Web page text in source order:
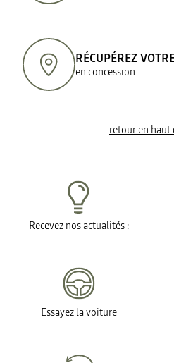
RÉCUPÉREZ
en concession
retour en haut
Recevez nos actualités :
Essayez la voiture